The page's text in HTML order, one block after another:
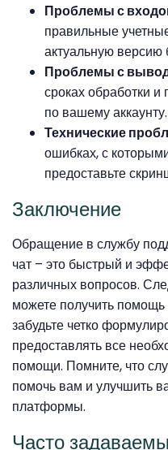
Проблемы с
правильные
актуальную версию
Проблемы с
сроках обработки и
по вашему аккаунту.
Технические
ошибках, с
предоставьте
Заключение
Обращение в службу
чат – это быстрый и
различных вопросов.
можете получить
забудьте четко
предоставлять все
помощи. Помните, что
помочь вам и улучшить
платформы.
Часто